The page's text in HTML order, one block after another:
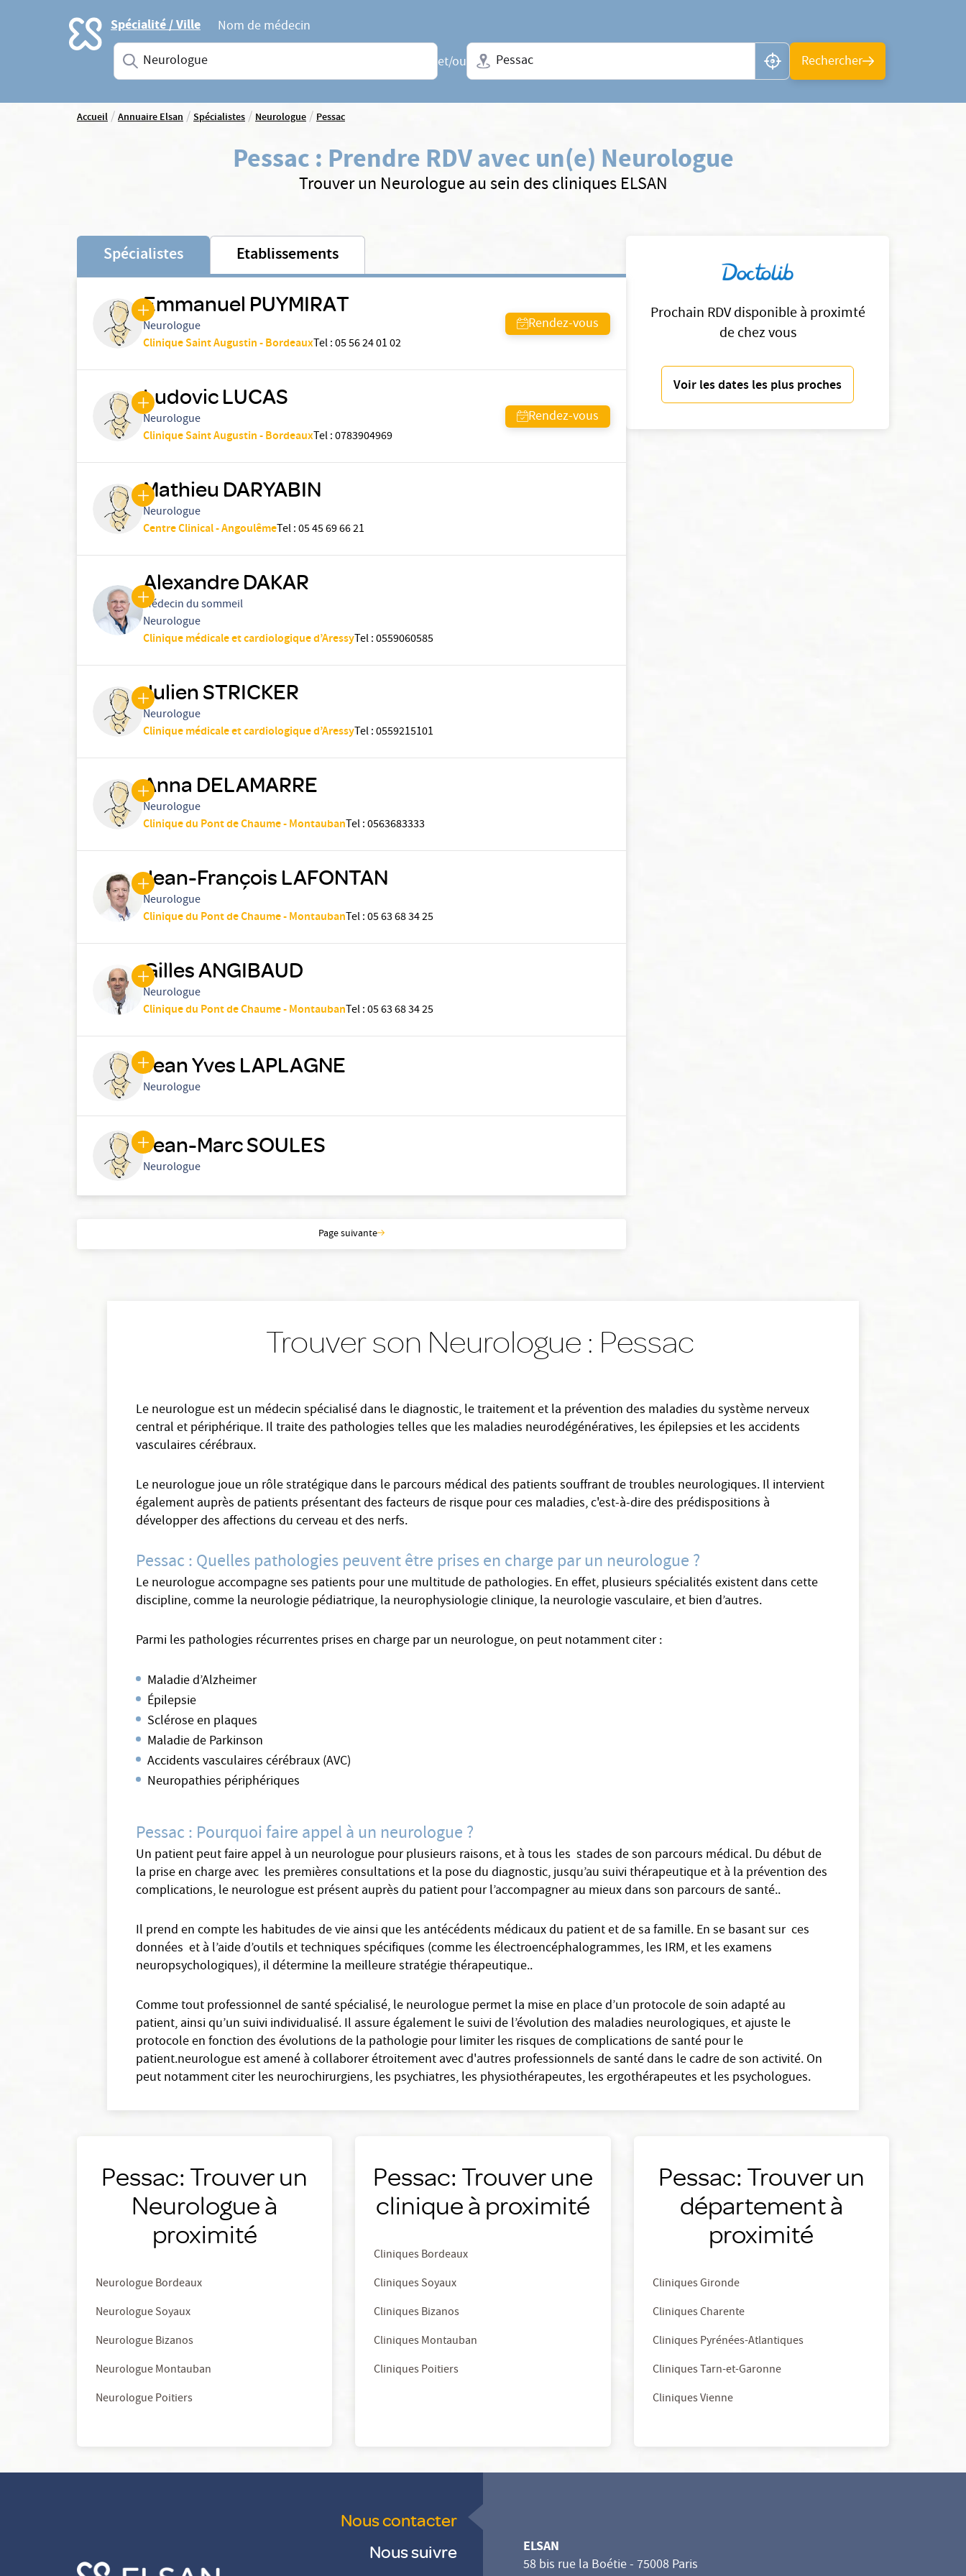
Accueil Spécialité / Ville
Nom de médecin
Saisissez une spécialité ou un service
et/ou
Ville + N° de département, région ou CP
Rechercher
Accueil/Annuaire Elsan/Spécialistes/Neurologue/Pessac
Pessac : Prendre RDV avec un(e) Neurologue
Trouver un Neurologue au sein des cliniques ELSAN
Prochain RDV disponible à proximté
de chez vous
Voir les dates les plus proches
Spécialistes Etablissements
Emmanuel PUYMIRAT
Neurologue
Clinique Saint Augustin - BordeauxTel:05 56 24 01 02
Rendez-vous
Ludovic LUCAS
Neurologue
Clinique Saint Augustin - BordeauxTel:0783904969
Rendez-vous
Mathieu DARYABIN
Neurologue
Centre Clinical - AngoulêmeTel:05 45 69 66 21
Alexandre DAKAR
Médecin du sommeil
Neurologue
Clinique médicale et cardiologique d’AressyTel:0559060585
Julien STRICKER
Neurologue
Clinique médicale et cardiologique d’AressyTel:0559215101
Anna DELAMARRE
Neurologue
Clinique du Pont de Chaume - MontaubanTel:0563683333
Jean-François LAFONTAN
Neurologue
Clinique du Pont de Chaume - MontaubanTel:05 63 68 34 25
Gilles ANGIBAUD
Neurologue
Clinique du Pont de Chaume - MontaubanTel:05 63 68 34 25
Jean Yves LAPLAGNE
Neurologue
Jean-Marc SOULES
Neurologue
Page suivante
Trouver son Neurologue : Pessac
Le neurologue est un médecin spécialisé dans le diagnostic, le traitement et la prévention des maladies du système nerveux
central et périphérique. Il traite des pathologies telles que les maladies neurodégénératives, les épilepsies et les accidents
vasculaires cérébraux.
Le neurologue joue un rôle stratégique dans le parcours médical des patients souffrant de troubles neurologiques. Il intervient
également auprès de patients présentant des facteurs de risque pour ces maladies, c'est-à-dire des prédispositions à
développer des affections du cerveau et des nerfs.
Pessac : Quelles pathologies peuvent être prises en charge par un neurologue ?
Le neurologue accompagne ses patients pour une multitude de pathologies. En effet, plusieurs spécialités existent dans cette
discipline, comme la neurologie pédiatrique, la neurophysiologie clinique, la neurologie vasculaire, et bien d’autres.
Parmi les pathologies récurrentes prises en charge par un neurologue, on peut notamment citer :
Maladie d’Alzheimer
Épilepsie
Sclérose en plaques
Maladie de Parkinson
Accidents vasculaires cérébraux (AVC)
Neuropathies périphériques
Pessac : Pourquoi faire appel à un neurologue ?
Un patient peut faire appel à un neurologue pour plusieurs raisons, et à tous les stades de son parcours médical. Du début de
la prise en charge avec les premières consultations et la pose du diagnostic, jusqu’au suivi thérapeutique et à la prévention des
complications, le neurologue est présent auprès du patient pour l’accompagner au mieux dans son parcours de santé..
Il prend en compte les habitudes de vie ainsi que les antécédents médicaux du patient et de sa famille. En se basant sur ces
données et à l’aide d’outils et techniques spécifiques (comme les électroencéphalogrammes, les IRM, et les examens
neuropsychologiques), il détermine la meilleure stratégie thérapeutique..
Comme tout professionnel de santé spécialisé, le neurologue permet la mise en place d’un protocole de soin adapté au
patient, ainsi qu’un suivi individualisé. Il assure également le suivi de l’évolution des maladies neurologiques, et ajuste le
protocole en fonction des évolutions de la pathologie pour limiter les risques de complications de santé pour le
patient.neurologue est amené à collaborer étroitement avec d'autres professionnels de santé dans le cadre de son activité. On
peut notamment citer les neurochirurgiens, les psychiatres, les physiothérapeutes, les ergothérapeutes et les psychologues.
Pessac: Trouver un
Neurologue à
proximité
Neurologue Bordeaux
Neurologue Soyaux
Neurologue Bizanos
Neurologue Montauban
Neurologue Poitiers
Pessac: Trouver une
clinique à proximité
Cliniques Bordeaux
Cliniques Soyaux
Cliniques Bizanos
Cliniques Montauban
Cliniques Poitiers
Pessac: Trouver un
département à
proximité
Cliniques Gironde
Cliniques Charente
Cliniques Pyrénées-Atlantiques
Cliniques Tarn-et-Garonne
Cliniques Vienne
Nous contacter
Nous suivre
ELSAN
58 bis rue la Boétie - 75008 Paris